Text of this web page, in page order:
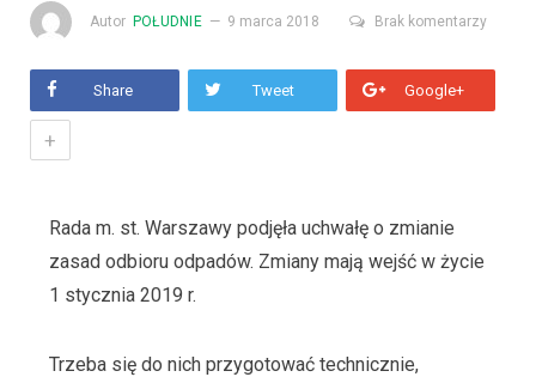
Autor POŁUDNIE 9 marca 2018 Brak komentarzy
Share Tweet Google+
+
Rada m. st. Warszawy podjęła uchwałę o zmianie
zasad odbioru odpadów. Zmiany mają wejść w życie
1 stycznia 2019 r.
Trzeba się do nich przygotować technicznie,